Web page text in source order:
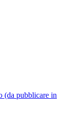
(da pubblicare in